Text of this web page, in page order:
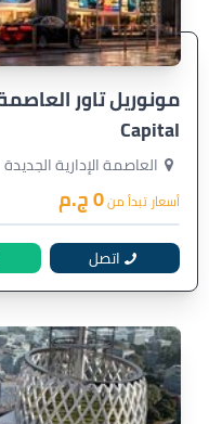
Capital
العاصمة الإدارية الجديدة
أسعار تبدأ من0 ج.م
اتصل